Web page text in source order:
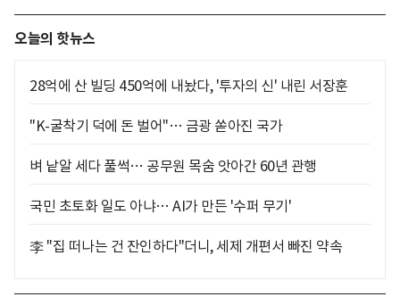
오늘의 핫뉴스
28억에 산 빌딩 450억에 내놨다, '투자의 신' 내린 서장훈
"K-굴착기 덕에 돈 벌어"… 금광 쏟아진 국가
벼 낱알 세다 풀썩… 공무원 목숨 앗아간 60년 관행
국민 초토화 일도 아냐… AI가 만든 '수퍼 무기'
李 "집 떠나는 건 잔인하다"더니, 세제 개편서 빠진 약속